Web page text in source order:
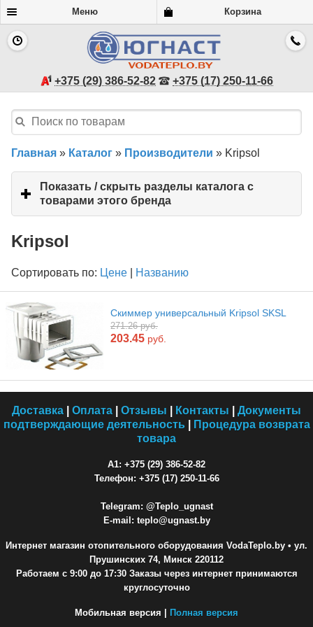
Меню Корзина
+375 (29) 386-52-82 +375 (17) 250-11-66
Главная » Каталог » Производители » Kripsol
Показать / скрыть разделы каталога с
товарами этого бренда
to
Kripsol
Сортировать по: Цене Названию
Скиммер универсальный Kripsol SKSL
271.26 руб.
203.45 руб.
Доставка Оплата Отзывы Контакты
Документы
подтверждающие деятельность
Процедура возврата
товара
A1: +375 (29) 386-52-82
Телефон: +375 (17) 250-11-66
Telegram: @Teplo_ugnast
E-mail: teplo@ugnast.by
Интернет магазин отопительного оборудования VodaTeplo.by • ул.
Прушинских 74, Минск 220112
Работаем с 9:00 до 17:30 Заказы через интернет принимаются
круглосуточно
Мобильная версия | Полная версия